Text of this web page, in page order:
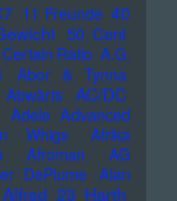
11 Freunde 40
50 Cent
Ratio A.G.
Abor & Tynna
Abwärts AC/DC
Adele Advanced
Whigs
Afrika
Afroman
AG
DePlume
Alan
Alfred 23 Harth